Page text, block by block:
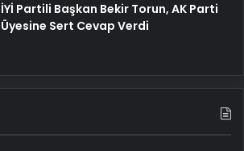
İYİ Partili Başkan Bekir Torun, AK Parti
Üyesine Sert Cevap Verdi